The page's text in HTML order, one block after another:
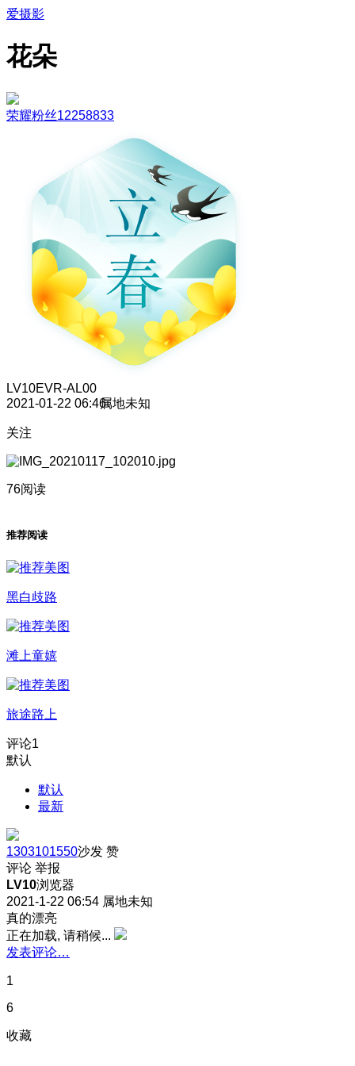
爱摄影
花朵
荣耀粉丝12258833
LV10EVR-AL00
2021-01-22 06:46属地未知
关注
76阅读
推荐阅读
黑白歧路
滩上童嬉
旅途路上
评论1
默认
默认
最新
1303101550沙发 赞
评论 举报
LV10浏览器
2021-1-22 06:54 属地未知
真的漂亮
正在加载, 请稍候...
发表评论…
1
6
收藏